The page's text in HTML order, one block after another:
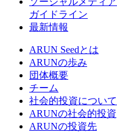
ガイドライン
最新情報
ARUN Seedとは
ARUNの歩み
団体概要
チーム
社会的投資について
ARUNの社会的投資
ARUNの投資先